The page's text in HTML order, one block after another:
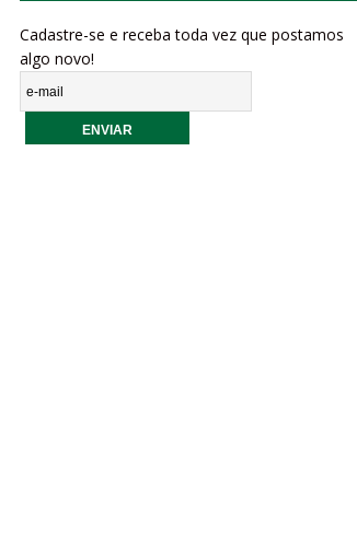
Cadastre-se e receba toda vez que postamos
algo novo!